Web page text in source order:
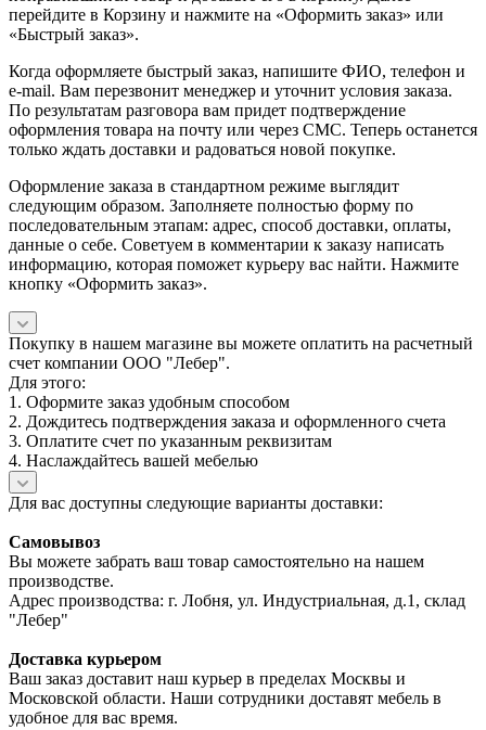
перейдите в Корзину и нажмите на «Оформить заказ» или
«Быстрый заказ».
Когда оформляете быстрый заказ, напишите ФИО, телефон и
e-mail. Вам перезвонит менеджер и уточнит условия заказа.
По результатам разговора вам придет подтверждение
оформления товара на почту или через СМС. Теперь останется
только ждать доставки и радоваться новой покупке.
Оформление заказа в стандартном режиме выглядит
следующим образом. Заполняете полностью форму по
последовательным этапам: адрес, способ доставки, оплаты,
данные о себе. Советуем в комментарии к заказу написать
информацию, которая поможет курьеру вас найти. Нажмите
кнопку «Оформить заказ».
Покупку в нашем магазине вы можете оплатить на расчетный
счет компании ООО "Лебер".
Для этого:
1. Оформите заказ удобным способом
2. Дождитесь подтверждения заказа и оформленного счета
3. Оплатите счет по указанным реквизитам
4. Наслаждайтесь вашей мебелью
Для вас доступны следующие варианты доставки:
Самовывоз
Вы можете забрать ваш товар самостоятельно на нашем
производстве.
Адрес производства: г. Лобня, ул. Индустриальная, д.1, склад
"Лебер"
Доставка курьером
Ваш заказ доставит наш курьер в пределах Москвы и
Московской области. Наши сотрудники доставят мебель в
удобное для вас время.